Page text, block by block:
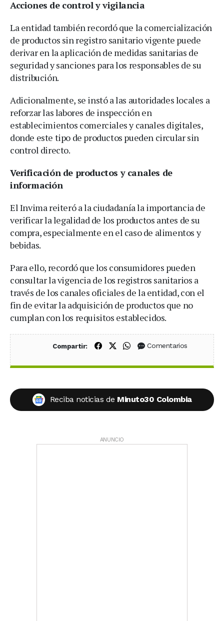
Acciones de control y vigilancia
La entidad también recordó que la comercialización
de productos sin registro sanitario vigente puede
derivar en la aplicación de medidas sanitarias de
seguridad y sanciones para los responsables de su
distribución.
Adicionalmente, se instó a las autoridades locales a
reforzar las labores de inspección en
establecimientos comerciales y canales digitales,
donde este tipo de productos pueden circular sin
control directo.
Verificación de productos y canales de
información
El Invima reiteró a la ciudadanía la importancia de
verificar la legalidad de los productos antes de su
compra, especialmente en el caso de alimentos y
bebidas.
Para ello, recordó que los consumidores pueden
consultar la vigencia de los registros sanitarios a
través de los canales oficiales de la entidad, con el
fin de evitar la adquisición de productos que no
cumplan con los requisitos establecidos.
Compartir: Compartir en Facebook
Compartir en X (Twitter)
Compartir en WhatsApp
Comentarios
Reciba noticias de Minuto30 Colombia
ANUNCIO